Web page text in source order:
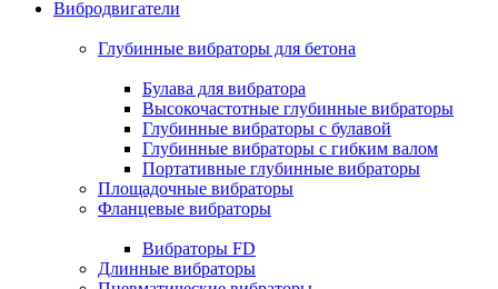
Вибродвигатели
Глубинные вибраторы для бетона
Булава для вибратора
Высокочастотные глубинные вибраторы
Глубинные вибраторы с булавой
Глубинные вибраторы с гибким валом
Портативные глубинные вибраторы
Площадочные вибраторы
Фланцевые вибраторы
Вибраторы FD
Длинные вибраторы